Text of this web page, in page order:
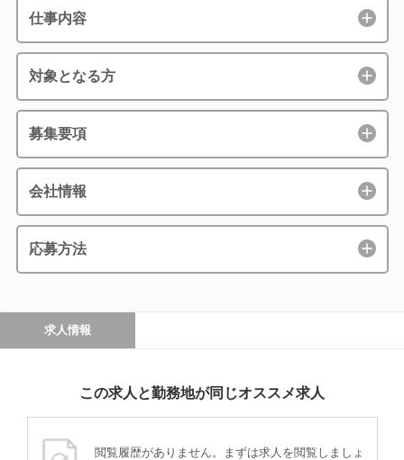
仕事内容
対象となる方
募集要項
会社情報
応募方法
求人情報
この求人と勤務地が同じオススメ求人
閲覧履歴がありません。まずは求人を閲覧しましょ